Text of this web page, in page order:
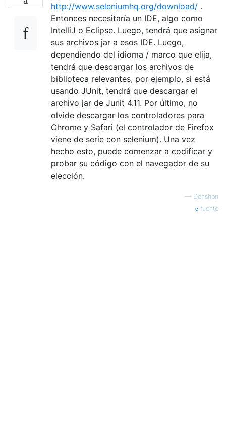
http://www.seleniumhq.org/download/ .
Entonces necesitaría un IDE, algo como
IntelliJ o Eclipse. Luego, tendrá que asignar
sus archivos jar a esos IDE. Luego,
dependiendo del idioma / marco que elija,
tendrá que descargar los archivos de
biblioteca relevantes, por ejemplo, si está
usando JUnit, tendrá que descargar el
archivo jar de Junit 4.11. Por último, no
olvide descargar los controladores para
Chrome y Safari (el controlador de Firefox
viene de serie con selenium). Una vez
hecho esto, puede comenzar a codificar y
probar su código con el navegador de su
elección.
— Donshon
fuente